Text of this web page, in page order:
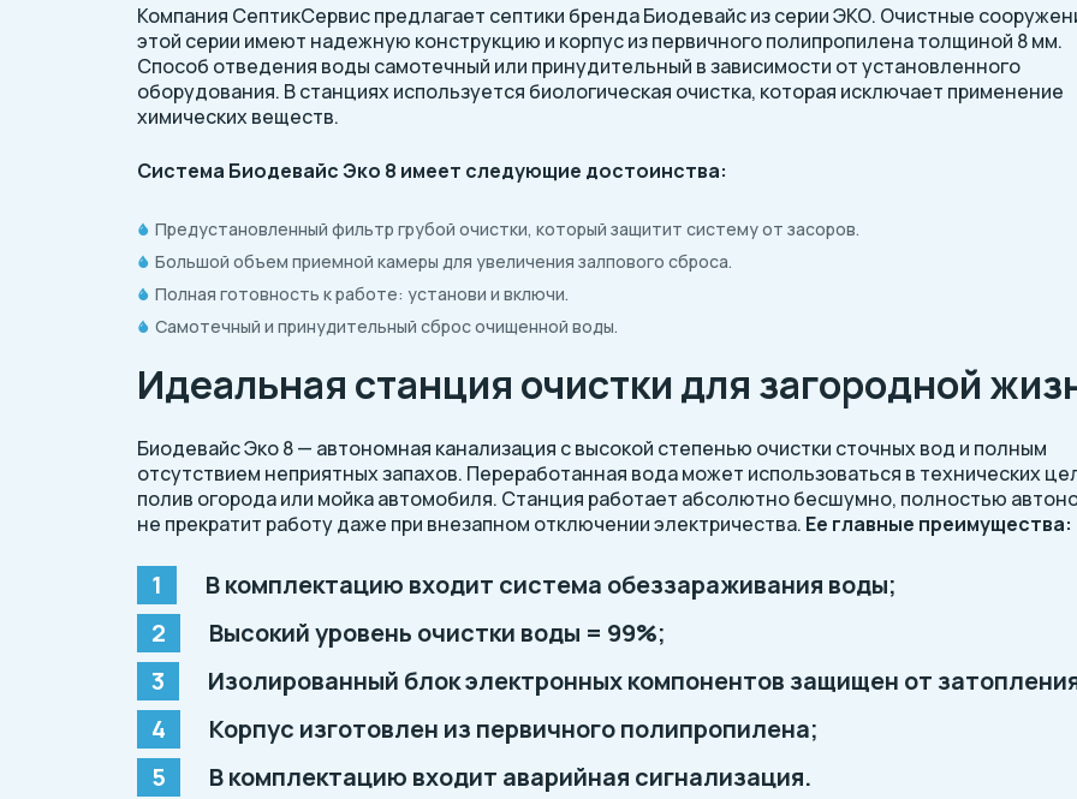
Компания СептикСервис предлагает септики бренда Биодевайс из серии ЭКО. Очистные
этой серии имеют надежную конструкцию и корпус из первичного полипропилена толщиной 8 мм.
Способ отведения воды самотечный или принудительный в зависимости от установленного
оборудования. В станциях используется биологическая очистка, которая исключает применение
химических веществ.
Система Биодевайс Эко 8 имеет следующие достоинства:
Предустановленный фильтр грубой очистки, который защитит систему от засоров.
Большой объем приемной камеры для увеличения залпового сброса.
Полная готовность к работе: установи и включи.
Самотечный и принудительный сброс очищенной воды.
Идеальная станция очистки для загородной
Биодевайс Эко 8 — автономная канализация с высокой степенью очистки сточных вод и полным
отсутствием неприятных запахов. Переработанная вода может использоваться в технических
полив огорода или мойка автомобиля. Станция работает абсолютно бесшумно, полностью
не прекратит работу даже при внезапном отключении электричества. Ее главные преимущества:
В комплектацию входит система обеззараживания воды;
Высокий уровень очистки воды = 99%;
Изолированный блок электронных компонентов защищен от
Корпус изготовлен из первичного полипропилена;
В комплектацию входит аварийная сигнализация.